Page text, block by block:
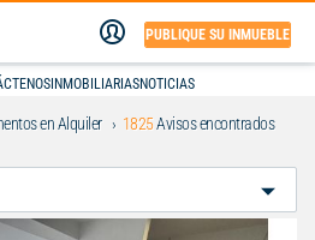
PUBLIQUE SU INMUEBLE
INMOBILIARIASNOTICIAS
en Alquiler 1825Avisos encontrados